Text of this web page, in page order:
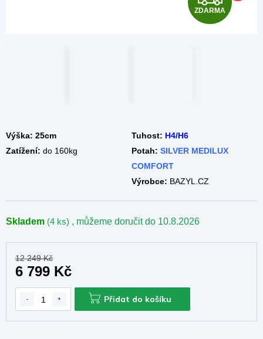
D
ZDARMA
Skladem (4 ks) , můžeme doručit do 10.8.2026
Výška: 25cm Tuhost: H4/H6
Zatížení: do 160kg Potah: SILVER MEDILUX
COMFORT
Výrobce: BAZYL.CZ
12 249 Kč
6 799 Kč
Přidat do košíku